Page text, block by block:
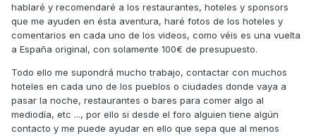
hablaré y recomendaré a los restaurantes, hoteles y sponsors
que me ayuden en ésta aventura, haré fotos de los hoteles y
comentarios en cada uno de los videos, como véis es una vuelta
a España original, con solamente 100€ de presupuesto.
Todo ello me supondrá mucho trabajo, contactar con muchos
hoteles en cada uno de los pueblos o ciudades donde vaya a
pasar la noche, restaurantes o bares para comer algo al
mediodía, etc ..., por ello si desde el foro alguien tiene algún
contacto y me puede ayudar en ello que sepa que al menos